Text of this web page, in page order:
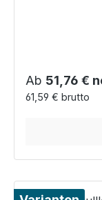
Regulärer
Ab 51,76 €
61,59 € brutto